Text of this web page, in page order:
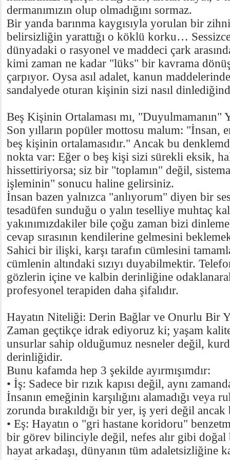
dermanımızın olup olmadığını sormaz.
Bir yanda barınma kaygısıyla yorulan bir
belirsizliğin yarattığı o köklü korku…
dünyadaki o rasyonel ve maddeci çark
kimi zaman ne kadar "lüks" bir kavrama
çarpıyor. Oysa asıl adalet, kanun
sandalyede oturan kişinin sizi nasıl
Beş Kişinin Ortalaması mı, "Duyulmamanın"
Son yılların popüler mottosu malum: "İnsan,
beş kişinin ortalamasıdır." Ancak bu
nokta var: Eğer o beş kişi sizi sürekli eksik,
hissettiriyorsa; siz bir "toplamın" değil,
işleminin" sonucu haline gelirsiniz.
İnsan bazen yalnızca "anlıyorum" diyen bir
tesadüfen sunduğu o yalın teselliye muhtaç
yakınımızdakiler bile çoğu zaman bizi
cevap sırasının kendilerine gelmesini
Sahici bir ilişki, karşı tarafın cümlesini
cümlenin altındaki sızıyı duyabilmektir.
gözlerin içine ve kalbin derinliğine
profesyonel terapiden daha şifalıdır.
Hayatın Niteliği: Derin Bağlar ve Onurlu Bir
Zaman geçtikçe idrak ediyoruz ki; yaşam
unsurlar sahip olduğumuz nesneler değil,
derinliğidir.
Bunu kafamda hep 3 şekilde ayırmışımdır:
• İş: Sadece bir rızık kapısı değil, aynı
İnsanın emeğinin karşılığını alamadığı veya
zorunda bırakıldığı bir yer, iş yeri değil
• Eş: Hayatın o "gri hastane koridoru"
bir görev bilinciyle değil, nefes alır gibi
hayat arkadaşı, dünyanın tüm adaletsizliğine